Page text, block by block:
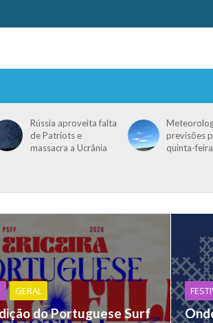
Rússia aproveita falta
de Patriots e
massacra a Ucrânia
previsões
quinta-feira
GERAL
do Portuguese Surf